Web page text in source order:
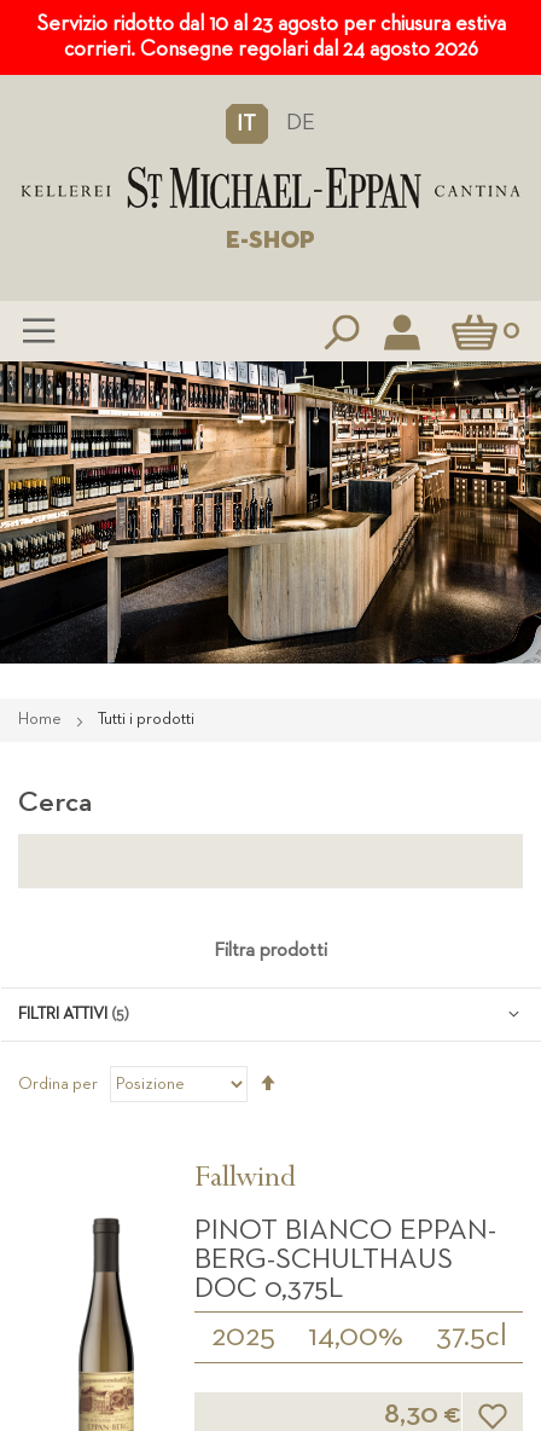
Servizio ridotto dal 10 al 23 agosto per chiusura estiva
corrieri. Consegne regolari dal 24 agosto 2026
IT DE
E-SHOP
Carrello0
Salta
al
contenuto
Home Tutti i prodotti
Ordina per
Fallwind
PINOT BIANCO EPPAN-
BERG-SCHULTHAUS
DOC 0,375L
2025 14,00% 37.5cl
8,30 € Lista
Cerca
Filtra prodotti
FILTRI ATTIVI